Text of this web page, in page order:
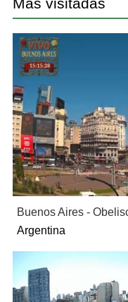
Buenos Aires -
Argentina